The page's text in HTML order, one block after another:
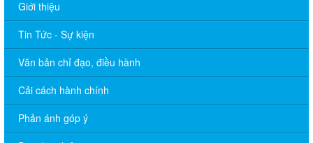
Giới thiệu
Tin Tức - Sự kiện
Văn bản chỉ đạo, điều hành
Cải cách hành chính
Phản ánh góp ý